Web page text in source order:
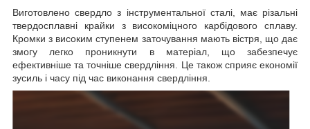
Виготовлено свердло з інструментальної сталі, має різальні
твердосплавні крайки з високоміцного карбідового сплаву.
Кромки з високим ступенем заточування мають вістря, що дає
змогу легко проникнути в матеріал, що забезпечує
ефективніше та точніше свердління. Це також сприяє економії
зусиль і часу під час виконання свердління.